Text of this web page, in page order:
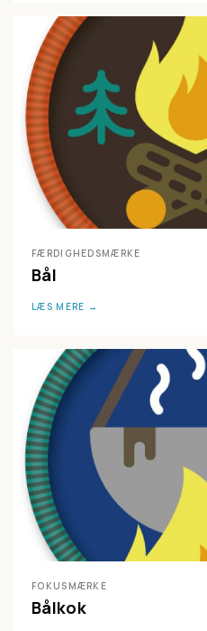
FÆRDIGHEDSMÆRKE
Bål
LÆS MERE
FOKUSMÆRKE
Bålkok